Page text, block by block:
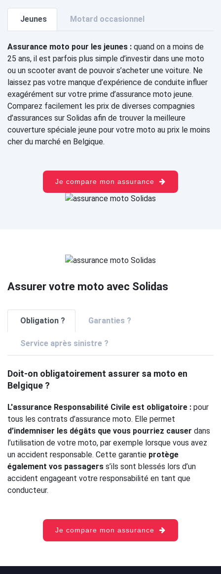
Jeunes Motard occasionnel
Assurance moto pour les jeunes : quand on a moins de
25 ans, il est parfois plus simple d’investir dans une moto
ou un scooter avant de pouvoir s’acheter une voiture. Ne
laissez pas votre manque d’expérience de conduite influer
exagérément sur votre prime d’assurance moto jeune.
Comparez facilement les prix de diverses compagnies
d’assurances sur Solidas afin de trouver la meilleure
couverture spéciale jeune pour votre moto au prix le moins
cher du marché en Belgique.
Je compare mon assurance
Assurer votre moto avec Solidas
Obligation ? Garanties ?
Service après sinistre ?
Doit-on obligatoirement assurer sa moto en
Belgique ?
L'assurance Responsabilité Civile est obligatoire : pour
tous les contrats d’assurance moto. Elle permet
d’indemniser les dégâts que vous pourriez causer dans
l’utilisation de votre moto, par exemple lorsque vous avez
un accident responsable. Cette garantie protège
également vos passagers s’ils sont blessés lors d’un
accident engageant votre responsabilité en tant que
conducteur.
Je compare mon assurance